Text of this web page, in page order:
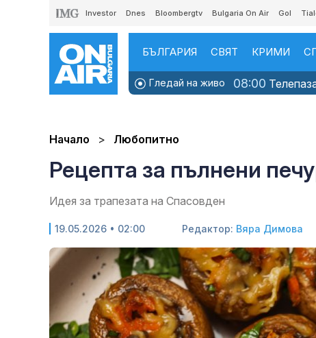
Investor Dnes Bloombergtv Bulgaria On Air Gol
БЪЛГАРИЯ СВЯТ КРИМИ
Гледай на живо 08:00
Начало Любопитно
Рецепта за пълнени
Идея за трапезата на Спасовден
19.05.2026 • 02:00 Редактор: Вяра Димова